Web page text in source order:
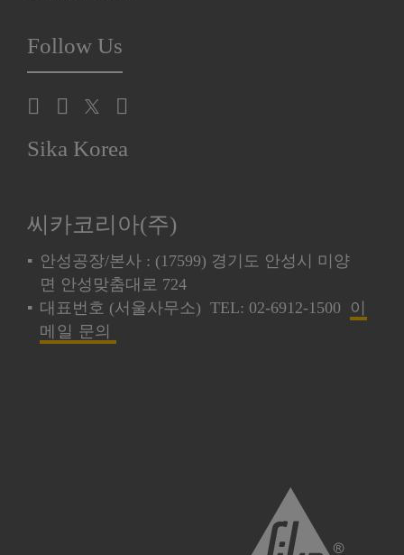
Follow Us
Sika Korea
씨카코리아(주)
안성공장/본사 : (17599) 경기도 안성시 미양
면 안성맞춤대로 724
대표번호 (서울사무소) TEL: 02-6912-1500 이
메일 문의